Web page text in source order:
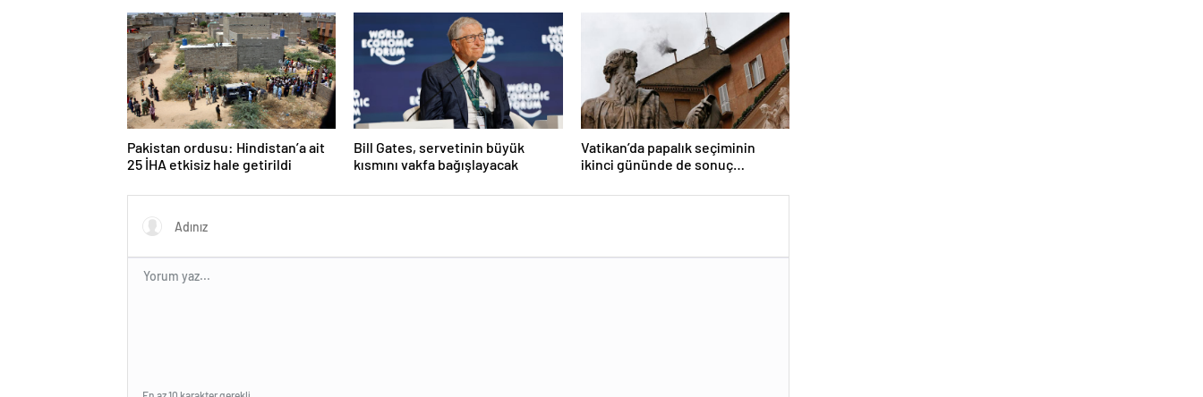
Pakistan ordusu: Hindistan’a ait
25 İHA etkisiz hale getirildi
Bill Gates, servetinin büyük
kısmını vakfa bağışlayacak
Vatikan’da papalık seçiminin
ikinci gününde de sonuç